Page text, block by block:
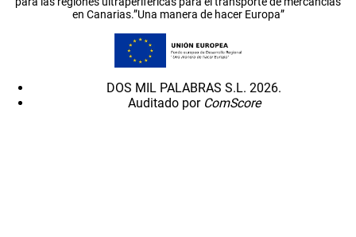
en Canarias.”Una manera de hacer Europa”
DOS MIL PALABRAS S.L. 2026.
Auditado por ComScore